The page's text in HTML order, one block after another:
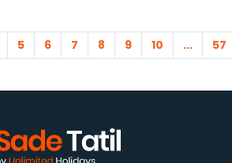
5 6 7 8 9 10 ... 57